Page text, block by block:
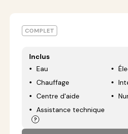
COMPLET
Inclus
Eau
Chauffage
Centre d'aide
Assistance technique